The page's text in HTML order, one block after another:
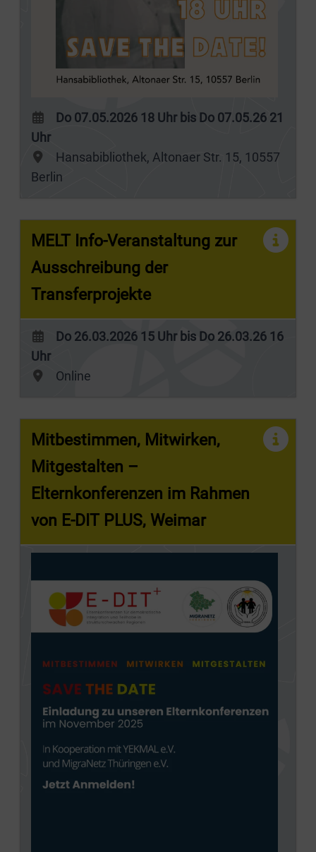
Do 07.05.2026 18 Uhr bis Do 07.05.26 21
Uhr
Hansabibliothek, Altonaer Str. 15, 10557
Berlin
MELT Info-Veranstaltung zur
Ausschreibung der
Transferprojekte
Do 26.03.2026 15 Uhr bis Do 26.03.26 16
Uhr
Online
Mitbestimmen, Mitwirken,
Mitgestalten –
Elternkonferenzen im Rahmen
von E-DIT PLUS, Weimar